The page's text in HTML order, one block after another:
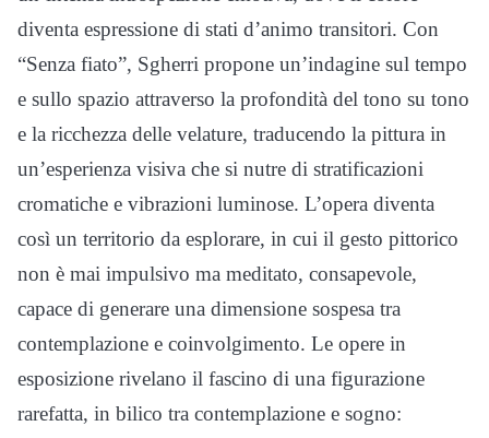
diventa espressione di stati d’animo transitori. Con
“Senza fiato”, Sgherri propone un’indagine sul tempo
e sullo spazio attraverso la profondità del tono su tono
e la ricchezza delle velature, traducendo la pittura in
un’esperienza visiva che si nutre di stratificazioni
cromatiche e vibrazioni luminose. L’opera diventa
così un territorio da esplorare, in cui il gesto pittorico
non è mai impulsivo ma meditato, consapevole,
capace di generare una dimensione sospesa tra
contemplazione e coinvolgimento. Le opere in
esposizione rivelano il fascino di una figurazione
rarefatta, in bilico tra contemplazione e sogno: